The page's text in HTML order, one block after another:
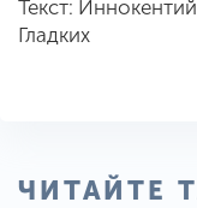
Текст:
Гладких
ЧИТАЙТЕ